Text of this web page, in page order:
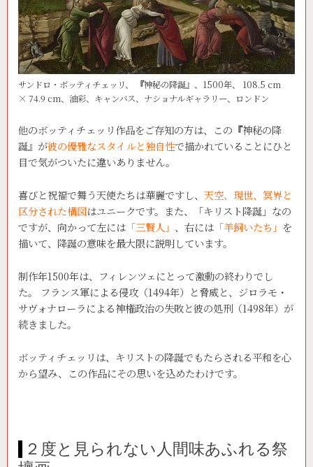
サンドロ・ボッティチェッリ、 『神秘の降誕』、1500年、 108.5 cm
× 74.9 cm、油彩、キャンバス、ナショナルギャラリー、ロンドン
他のボッティチェッリ作品をご存知の方は、この 『神秘の降
誕』が彼の優雅なスタイルと独自性で描かれていることにひと
目で気がついたに違いありません。
喜びと祝福で舞う天使たちは華麗ですし、 天空、現世、冥界と
区分された構図はユニークです。また、「キリスト降誕」なの
ですが、向かって左には 「三賢人」 、右には 「羊飼いたち」 を
描いて、降誕の意味を最大限に説明しています。
制作年1500年は、フィレンツェにとって激動の終わりでし
た。 フランス軍による侵攻（1494年）と脅威と、ジロラモ・
サヴォナローラによる神権政治の失敗と彼の処刑（1498年）が
続きました。
ボッティチェッリは、キリストの降誕でもたらされる平和を心
から望み、この作品にその思いを込めたわけです。
２度と見られない人間味あふれる祭